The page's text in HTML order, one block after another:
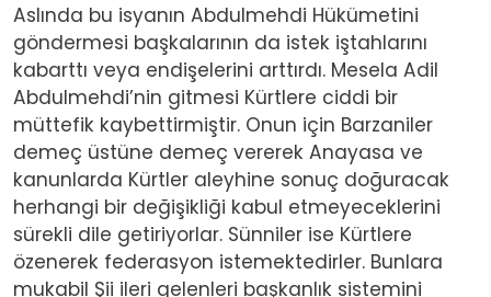
Aslında bu isyanın Abdulmehdi Hükümetini
göndermesi başkalarının da istek iştahlarını
kabarttı veya endişelerini arttırdı. Mesela Adil
Abdulmehdi’nin gitmesi Kürtlere ciddi bir
müttefik kaybettirmiştir. Onun için Barzaniler
demeç üstüne demeç vererek Anayasa ve
kanunlarda Kürtler aleyhine sonuç doğuracak
herhangi bir değişikliği kabul etmeyeceklerini
sürekli dile getiriyorlar. Sünniler ise Kürtlere
özenerek federasyon istemektedirler. Bunlara
mukabil Şii ileri gelenleri başkanlık sistemini